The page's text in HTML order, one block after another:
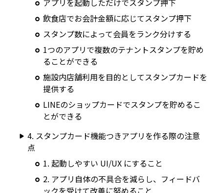
アプリを起動しただけでスタンプ押下
飲食店でお会計金額に応じてスタンプ押下
スタンプ数によって会員をランク分けする
1つのアプリで複数のテナントスタンプを貯め
ることができる
施設内店舗利用を目的としてスタンプカードを
提供する
LINEのショップカードでスタンプを貯めるこ
とができる
4. スタンプカード機能つきアプリを作る際の注意
点
1. 起動しやすい UI/UX にすること
2. アプリ自体の不具合を減らし、フィードバ
ックを受けて改善に努めること